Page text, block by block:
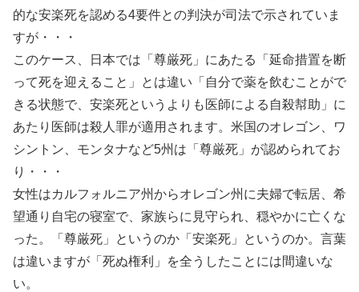
的な安楽死を認める4要件との判決が司法で示されていま
すが・・・
このケース、日本では「尊厳死」にあたる「延命措置を断
って死を迎えること」とは違い「自分で薬を飲むことがで
きる状態で、安楽死というよりも医師による自殺幇助」に
あたり医師は殺人罪が適用されます。米国のオレゴン、ワ
シントン、モンタナなど5州は「尊厳死」が認められてお
り・・・
女性はカルフォルニア州からオレゴン州に夫婦で転居、希
望通り自宅の寝室で、家族らに見守られ、穏やかに亡くな
った。「尊厳死」というのか「安楽死」というのか。言葉
は違いますが「死ぬ権利」を全うしたことには間違いな
い。